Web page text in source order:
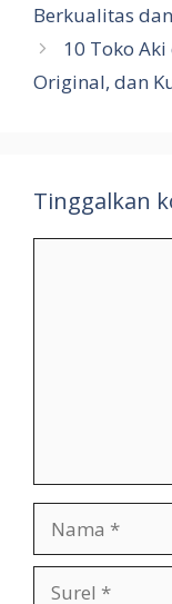
Berkualitas
10 Toko
Original, dan
Tinggalkan